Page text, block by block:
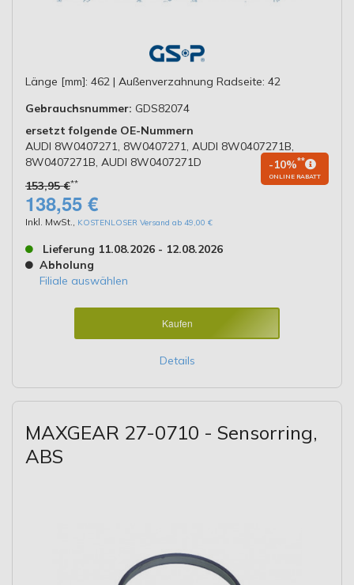
Länge [mm]: 462 | Außenverzahnung Radseite: 42
Gebrauchsnummer: GDS82074
ersetzt folgende OE-Nummern
AUDI 8W0407271, 8W0407271, AUDI 8W0407271B,
8W0407271B, AUDI 8W0407271D
153,95 €**
-10%**
ONLINE RABATT
138,55 €
Inkl. MwSt. KOSTENLOSER Versand ab 49,00 €
Lieferung 11.08.2026 - 12.08.2026
Abholung
Filiale auswählen
Kaufen
Details
MAXGEAR 27-0710 - Sensorring,
ABS